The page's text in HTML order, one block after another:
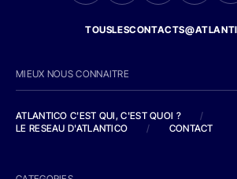
MIEUX NOUS CONNAITRE
ATLANTICO C'EST QUI, C'EST QUOI ?
/
LE RESEAU D'ATLANTICO
/ CONTACT